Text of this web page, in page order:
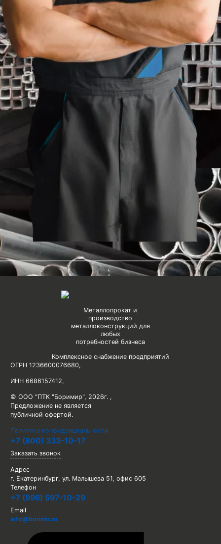
Металлопрокат и
производство
металлоконструкций для
любых
потребностей бизнеса
Комплексное снабжение предприятий
ОГРН 1236600076680,
ИНН 6686157412,
© ООО "ПТК "Боримир", 2026г. ,
Предложение не является
публичной офертой.
Политика конфиденциальности
+7 (800) 333-10-17
Заказать звонок
Адрес
г. Екатеринбург, ул. Малышева 51, офис 605
Телефон
+7 (996) 597-10-29
Email
info@borimir.ru